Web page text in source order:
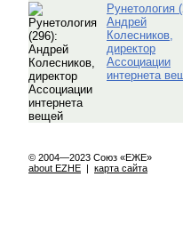
Рунетология
Андрей
Колесников,
директор
Ассоциации
интернета
© 2004—2023 Союз «ЕЖЕ»
about EZHE | карта сайта